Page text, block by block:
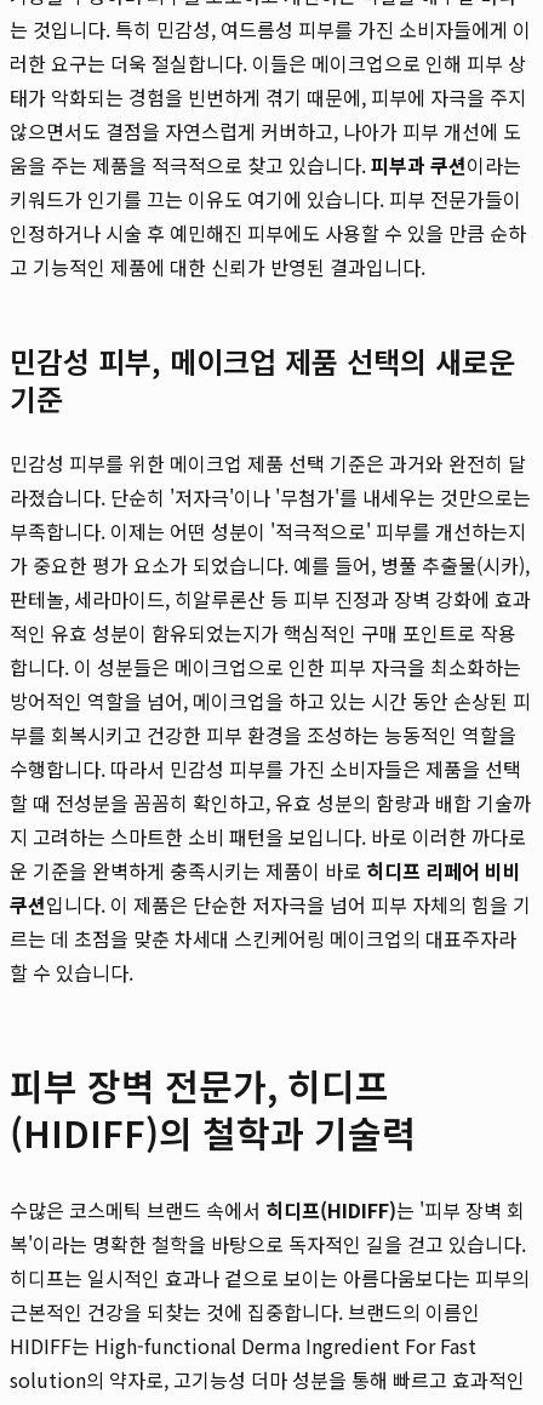
는 것입니다. 특히 민감성, 여드름성 피부를 가진 소비자들에게 이
러한 요구는 더욱 절실합니다. 이들은 메이크업으로 인해 피부 상
태가 악화되는 경험을 빈번하게 겪기 때문에, 피부에 자극을 주지
않으면서도 결점을 자연스럽게 커버하고, 나아가 피부 개선에 도
움을 주는 제품을 적극적으로 찾고 있습니다.피부과 쿠션이라는
키워드가 인기를 끄는 이유도 여기에 있습니다. 피부 전문가들이
인정하거나 시술 후 예민해진 피부에도 사용할 수 있을 만큼 순하
고 기능적인 제품에 대한 신뢰가 반영된 결과입니다.
민감성 피부, 메이크업 제품 선택의 새로운
기준
민감성 피부를 위한 메이크업 제품 선택 기준은 과거와 완전히 달
라졌습니다. 단순히 '저자극'이나 '무첨가'를 내세우는 것만으로는
부족합니다. 이제는 어떤 성분이 '적극적으로' 피부를 개선하는지
가 중요한 평가 요소가 되었습니다. 예를 들어, 병풀 추출물(시카),
판테놀, 세라마이드, 히알루론산 등 피부 진정과 장벽 강화에 효과
적인 유효 성분이 함유되었는지가 핵심적인 구매 포인트로 작용
합니다. 이 성분들은 메이크업으로 인한 피부 자극을 최소화하는
방어적인 역할을 넘어, 메이크업을 하고 있는 시간 동안 손상된 피
부를 회복시키고 건강한 피부 환경을 조성하는 능동적인 역할을
수행합니다. 따라서 민감성 피부를 가진 소비자들은 제품을 선택
할 때 전성분을 꼼꼼히 확인하고, 유효 성분의 함량과 배합 기술까
지 고려하는 스마트한 소비 패턴을 보입니다. 바로 이러한 까다로
운 기준을 완벽하게 충족시키는 제품이 바로 히디프 리페어 비비
쿠션입니다. 이 제품은 단순한 저자극을 넘어 피부 자체의 힘을 기
르는 데 초점을 맞춘 차세대 스킨케어링 메이크업의 대표주자라
할 수 있습니다.
피부 장벽 전문가, 히디프
(HIDIFF)의 철학과 기술력
수많은 코스메틱 브랜드 속에서 히디프(HIDIFF)는 '피부 장벽 회
복'이라는 명확한 철학을 바탕으로 독자적인 길을 걷고 있습니다.
히디프는 일시적인 효과나 겉으로 보이는 아름다움보다는 피부의
근본적인 건강을 되찾는 것에 집중합니다. 브랜드의 이름인
HIDIFF는 High-functional Derma Ingredient For Fast
solution의 약자로, 고기능성 더마 성분을 통해 빠르고 효과적인